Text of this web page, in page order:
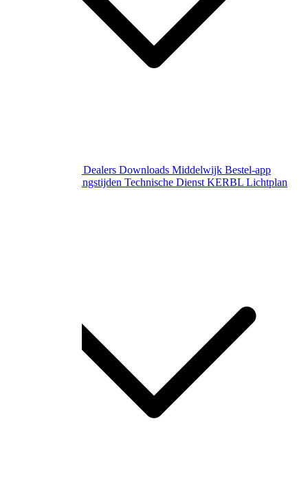
Dealers Downloads Middelwijk Bestel-app
Gewijzigde openingstijden Technische Dienst KERBL Lichtplan